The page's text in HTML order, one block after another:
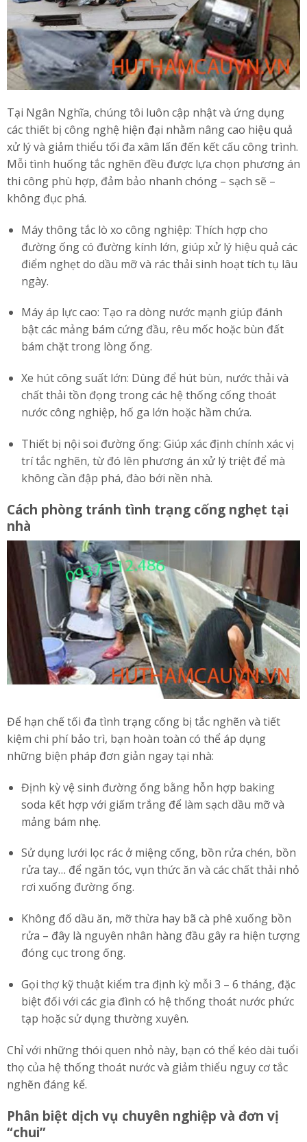
Tại Ngân Nghĩa, chúng tôi luôn cập nhật và ứng dụng
các thiết bị công nghệ hiện đại nhằm nâng cao hiệu quả
xử lý và giảm thiểu tối đa xâm lấn đến kết cấu công trình.
Mỗi tình huống tắc nghẽn đều được lựa chọn phương án
thi công phù hợp, đảm bảo nhanh chóng – sạch sẽ –
không đục phá.
Máy thông tắc lò xo công nghiệp: Thích hợp cho
đường ống có đường kính lớn, giúp xử lý hiệu quả các
điểm nghẹt do dầu mỡ và rác thải sinh hoạt tích tụ lâu
ngày.
Máy áp lực cao: Tạo ra dòng nước mạnh giúp đánh
bật các mảng bám cứng đầu, rêu mốc hoặc bùn đất
bám chặt trong lòng ống.
Xe hút công suất lớn: Dùng để hút bùn, nước thải và
chất thải tồn đọng trong các hệ thống cống thoát
nước công nghiệp, hố ga lớn hoặc hầm chứa.
Thiết bị nội soi đường ống: Giúp xác định chính xác vị
trí tắc nghẽn, từ đó lên phương án xử lý triệt để mà
không cần đập phá, đào bới nền nhà.
Cách phòng tránh tình trạng cống nghẹt tại
nhà
Để hạn chế tối đa tình trạng cống bị tắc nghẽn và tiết
kiệm chi phí bảo trì, bạn hoàn toàn có thể áp dụng
những biện pháp đơn giản ngay tại nhà:
Định kỳ vệ sinh đường ống bằng hỗn hợp baking
soda kết hợp với giấm trắng để làm sạch dầu mỡ và
mảng bám nhẹ.
Sử dụng lưới lọc rác ở miệng cống, bồn rửa chén, bồn
rửa tay… để ngăn tóc, vụn thức ăn và các chất thải nhỏ
rơi xuống đường ống.
Không đổ dầu ăn, mỡ thừa hay bã cà phê xuống bồn
rửa – đây là nguyên nhân hàng đầu gây ra hiện tượng
đóng cục trong ống.
Gọi thợ kỹ thuật kiểm tra định kỳ mỗi 3 – 6 tháng, đặc
biệt đối với các gia đình có hệ thống thoát nước phức
tạp hoặc sử dụng thường xuyên.
Chỉ với những thói quen nhỏ này, bạn có thể kéo dài tuổi
thọ của hệ thống thoát nước và giảm thiểu nguy cơ tắc
nghẽn đáng kể.
Phân biệt dịch vụ chuyên nghiệp và đơn vị
“chui”